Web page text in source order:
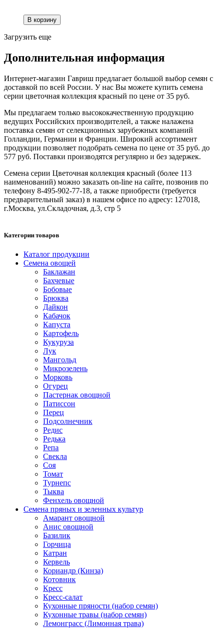
Загрузить еще
Дополнительная информация
Интернет-магазин Гавриш предлагает большой выбор семян с
доставкой по всей России. У нас Вы можете купить семена
серии цветочная коллекция красный по цене от 35 руб.
Мы предлагаем только высококачественную продукцию
ведущих Российских производителей, а также налажена
поставка семян от селекционных зарубежных компаний
Голландии, Германии и Франции. Широкий ассортимент
продукции позволяет подобрать семена по цене от 35 руб. до
577 руб. Поставки производятся регулярно и без задержек.
Семена серии Цветочная коллекция красный (более 113
наименований) можно заказать on-line на сайте, позвонив по
телефону 8-495-902-77-18, а также приобрести (требуется
предварительный заказ) в нашем офисе по адресу: 127018,
г.Москва, ул.Складочная, д.3, стр 5
Категории товаров
Каталог продукции
Семена овощей
Баклажан
Бахчевые
Бобовые
Брюква
Дайкон
Кабачок
Капуста
Картофель
Кукуруза
Лук
Мангольд
Микрозелень
Морковь
Огурец
Пастернак овощной
Патиссон
Перец
Подсолнечник
Редис
Редька
Репа
Свекла
Соя
Томат
Турнепс
Тыква
Фенхель овощной
Семена пряных и зеленных культур
Амарант овощной
Анис овощной
Базилик
Горчица
Катран
Кервель
Кориандр (Кинза)
Котовник
Кресс
Кресс-салат
Кухонные пряности (набор семян)
Кухонные травы (набор семян)
Лемонграсс (Лимонная трава)